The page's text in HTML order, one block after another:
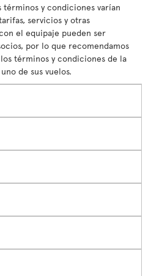
y condiciones varían
servicios y otras
el equipaje pueden ser
por lo que recomendamos
términos y condiciones de la
de sus vuelos.